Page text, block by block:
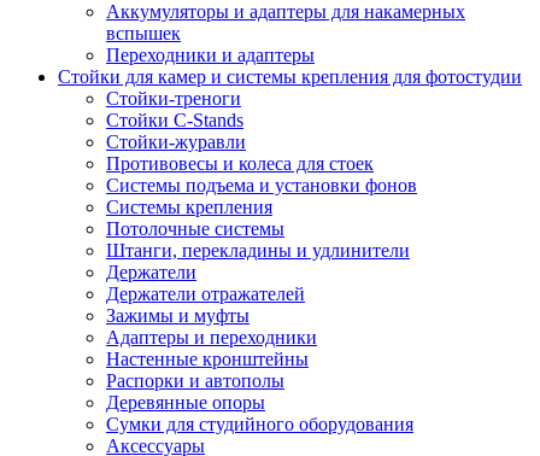
Аккумуляторы и адаптеры для накамерных
вспышек
Переходники и адаптеры
Стойки для камер и системы крепления для фотостудии
Стойки-треноги
Стойки C-Stands
Стойки-журавли
Противовесы и колеса для стоек
Системы подъема и установки фонов
Системы крепления
Потолочные системы
Штанги, перекладины и удлинители
Держатели
Держатели отражателей
Зажимы и муфты
Адаптеры и переходники
Настенные кронштейны
Распорки и автополы
Деревянные опоры
Сумки для студийного оборудования
Аксессуары